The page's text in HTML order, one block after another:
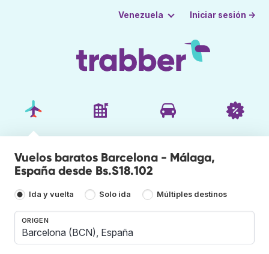
Venezuela Iniciar sesión →
Vuelos baratos Barcelona - Málaga,
España desde Bs.S18.102
Ida y vuelta Solo ida Múltiples destinos
ORIGEN